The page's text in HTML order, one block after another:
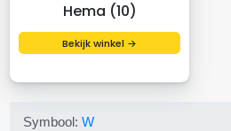
Hema (10)
Bekijk winkel →
Symbool:W